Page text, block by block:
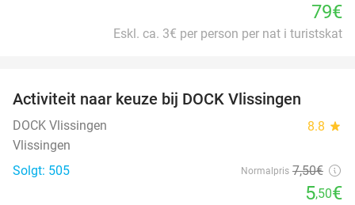
79€
Eskl. ca. 3€ per person per nat i turistskat
Activiteit naar keuze bij DOCK Vlissingen
DOCK Vlissingen 8.8 star
Vlissingen
Solgt: 505
Normalpris 7,50€
5,50€